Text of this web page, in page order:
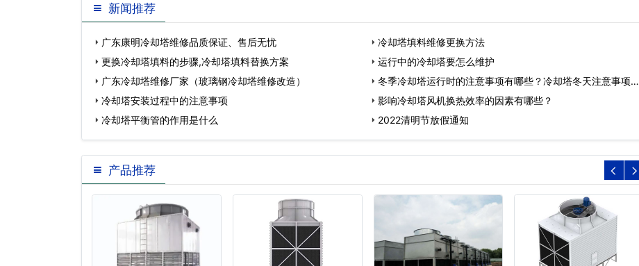
新闻推荐
广东康明冷却塔维修品质保证、售后无忧
冷却塔填料维修更换方法
更换冷却塔填料的步骤,冷却塔填料替换方案
运行中的冷却塔要怎么维护
广东冷却塔维修厂家（玻璃钢冷却塔维修改造）
冬季冷却塔运行时的注意事项有哪些？冷却塔冬天注意事项…
冷却塔安装过程中的注意事项
影响冷却塔风机换热效率的因素有哪些？
冷却塔平衡管的作用是什么
2022清明节放假通知
产品推荐